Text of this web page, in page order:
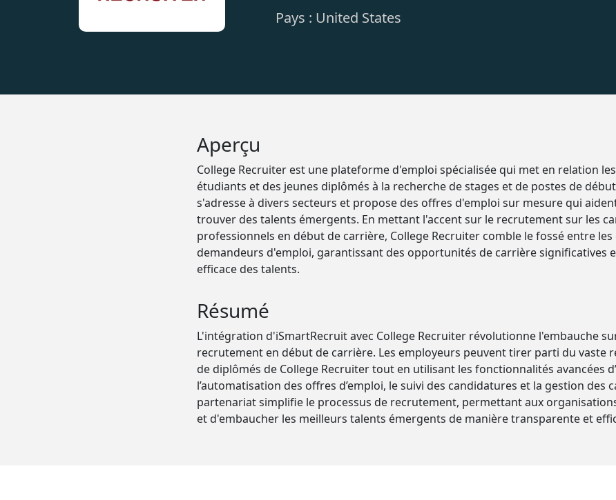
Pays : United States
Aperçu
College Recruiter est une plateforme d'emploi spécialisée qui met en relation
étudiants et des jeunes diplômés à la recherche de stages et de postes de
s'adresse à divers secteurs et propose des offres d'emploi sur mesure qui
trouver des talents émergents. En mettant l'accent sur le recrutement sur les
professionnels en début de carrière, College Recruiter comble le fossé entre
demandeurs d'emploi, garantissant des opportunités de carrière significatives
efficace des talents.
Résumé
L'intégration d'iSmartRecruit avec College Recruiter révolutionne l'embauche
recrutement en début de carrière. Les employeurs peuvent tirer parti du vaste
de diplômés de College Recruiter tout en utilisant les fonctionnalités avancées
l’automatisation des offres d’emploi, le suivi des candidatures et la gestion des
partenariat simplifie le processus de recrutement, permettant aux
et d'embaucher les meilleurs talents émergents de manière transparente et